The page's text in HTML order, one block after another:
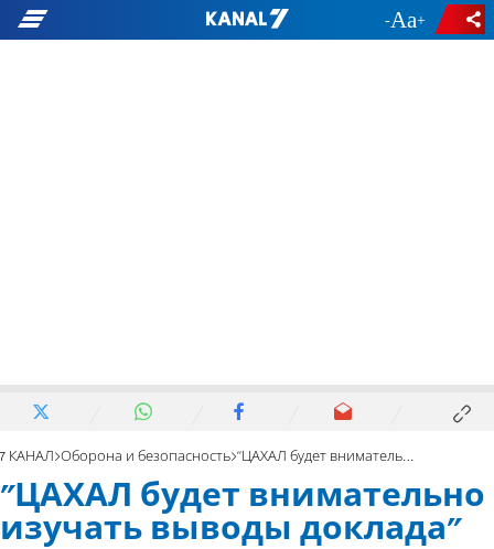
- +
7 КАНАЛ Оборона и безопасность "ЦАХАЛ будет внимательно изучать выводы доклада"
"ЦАХАЛ будет внимательно
изучать выводы доклада"